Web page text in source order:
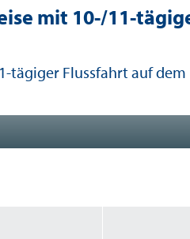
mit 10-/11-
tägiger Flussfahrt auf dem